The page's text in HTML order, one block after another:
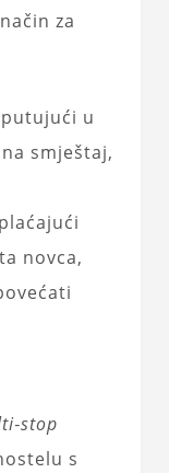
za
u
smještaj,
novca,
s